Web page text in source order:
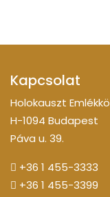
Kapcsolat
Holokauszt
H-1094 Budapest
Páva u. 39.
+36 1 455-3333
+36 1 455-3399